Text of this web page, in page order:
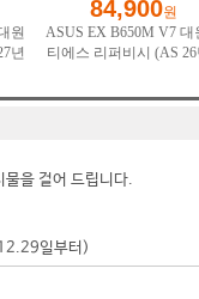
을 걸어 드립니다.
일부터)